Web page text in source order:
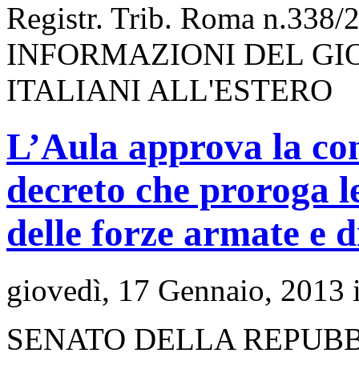
Registr. Trib. Roma n.338/
INFORMAZIONI DEL
ITALIANI ALL'ESTERO
L’Aula approva la
decreto che proroga
delle forze armate e
giovedì, 17 Gennaio,
SENATO DELLA